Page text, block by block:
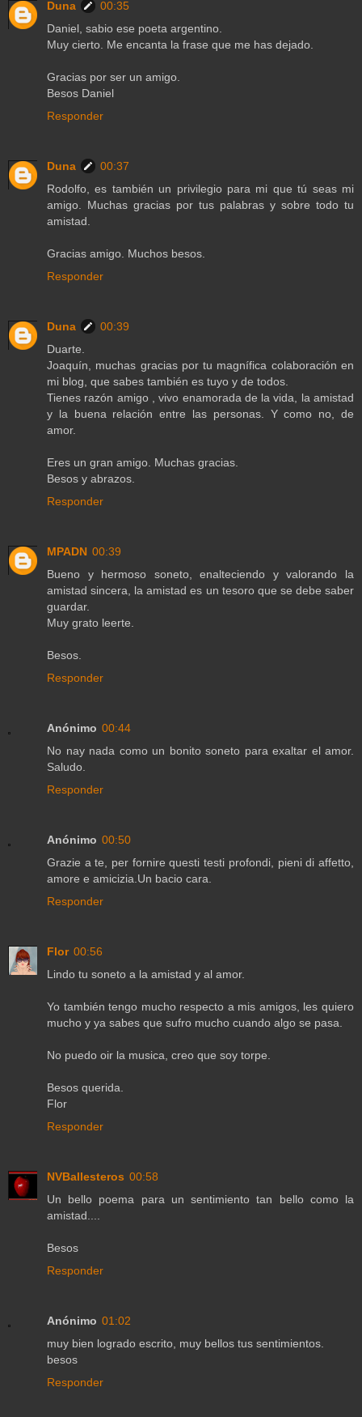
Duna
00:35
Daniel, sabio ese poeta argentino.
Muy cierto. Me encanta la frase que me has dejado.
Gracias por ser un amigo.
Besos Daniel
Responder
Duna
00:37
Rodolfo, es también un privilegio para mi que tú seas mi
amigo. Muchas gracias por tus palabras y sobre todo tu
amistad.
Gracias amigo. Muchos besos.
Responder
Duna
00:39
Duarte.
Joaquín, muchas gracias por tu magnífica colaboración en
mi blog, que sabes también es tuyo y de todos.
Tienes razón amigo , vivo enamorada de la vida, la amistad
y la buena relación entre las personas. Y como no, de
amor.
Eres un gran amigo. Muchas gracias.
Besos y abrazos.
Responder
MPADN 00:39
Bueno y hermoso soneto, enalteciendo y valorando la
amistad sincera, la amistad es un tesoro que se debe saber
guardar.
Muy grato leerte.
Besos.
Responder
Anónimo 00:44
No nay nada como un bonito soneto para exaltar el amor.
Saludo.
Responder
Anónimo 00:50
Grazie a te, per fornire questi testi profondi, pieni di affetto,
amore e amicizia.Un bacio cara.
Responder
Flor 00:56
Lindo tu soneto a la amistad y al amor.
Yo también tengo mucho respecto a mis amigos, les quiero
mucho y ya sabes que sufro mucho cuando algo se pasa.
No puedo oir la musica, creo que soy torpe.
Besos querida.
Flor
Responder
NVBallesteros 00:58
Un bello poema para un sentimiento tan bello como la
amistad....
Besos
Responder
Anónimo 01:02
muy bien logrado escrito, muy bellos tus sentimientos.
besos
Responder